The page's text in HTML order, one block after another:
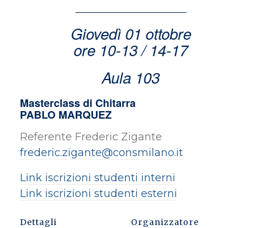
Giovedì 01 ottobre
ore 10-13 / 14-17
Aula 103
Masterclass di Chitarra
PABLO MARQUEZ
Referente Frederic Zigante
frederic.zigante@consmilano.it
Link iscrizioni studenti interni
Link iscrizioni studenti esterni
Dettagli Organizzatore